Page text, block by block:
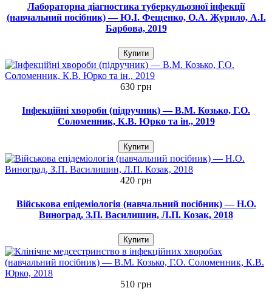
Лабораторна діагностика туберкульозної інфекції
(навчальний посібник) — Ю.І. Фещенко, О.А. Журило, А.І.
Барбова, 2019
Купити
630 грн
Інфекційні хвороби (підручник) — В.М. Козько, Г.О.
Соломенник, К.В. Юрко та ін., 2019
Купити
420 грн
Військова епідеміологія (навчальний посібник) — Н.О.
Виноград, З.П. Василишин, Л.П. Козак, 2018
Купити
510 грн